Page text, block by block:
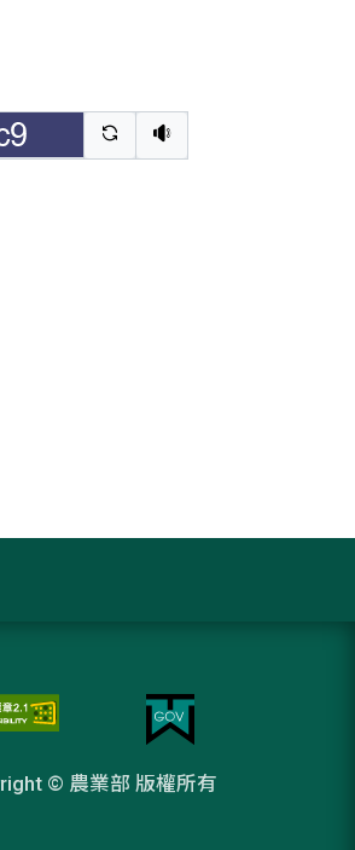
驗證碼重新整理
聽語音驗證碼
© 農業部 版權所有